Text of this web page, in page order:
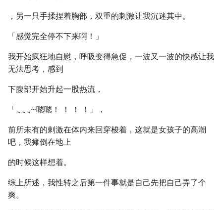
，另一只手揉捏着胸部，双重的刺激让我沉迷其中。
「感觉完全停不下来啊！」
我开始疯狂地自慰，呼吸变得急促，一波又一波的快感让我
无法思考，感到
下腹部开始升起一股热流，
「 ~~~~嗯嗯！ ！ ！ ！」，
前所未有的剌激在体内来回穿梭着，这就是女孩子的高潮
吧，我瘫倒在地上
的时候这样想着。
综上所述，我性转之后第一件事就是自己先把自己弄了个
爽。